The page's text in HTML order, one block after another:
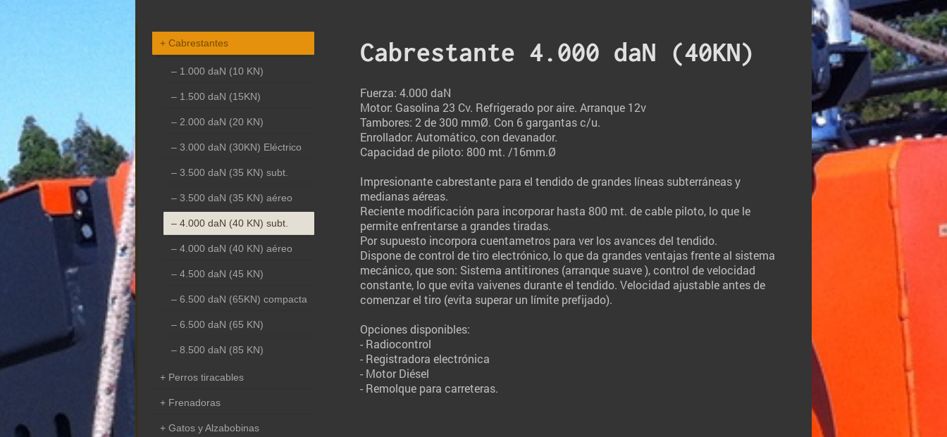
Cabrestante 4.000 daN (40KN)
Fuerza: 4.000 daN
Motor: Gasolina 23 Cv. Refrigerado por aire. Arranque 12v
Tambores: 2 de 300 mmØ. Con 6 gargantas c/u.
Enrollador: Automático, con devanador.
Capacidad de piloto: 800 mt. /16mm.Ø
Impresionante cabrestante para el tendido de grandes líneas subterráneas y
medianas aéreas.
Reciente modificación para incorporar hasta 800 mt. de cable piloto, lo que le
permite enfrentarse a grandes tiradas.
Por supuesto incorpora cuentametros para ver los avances del tendido.
Dispone de control de tiro electrónico, lo que da grandes ventajas frente al sistema
mecánico, que son: Sistema antitirones (arranque suave ), control de velocidad
constante, lo que evita vaivenes durante el tendido. Velocidad ajustable antes de
comenzar el tiro (evita superar un límite prefijado).
Opciones disponibles:
- Radiocontrol
- Registradora electrónica
- Motor Diésel
- Remolque para carreteras.
Cabrestantes
1.000 daN (10 KN)
1.500 daN (15KN)
2.000 daN (20 KN)
3.000 daN (30KN) Eléctrico
3.500 daN (35 KN) subt.
3.500 daN (35 KN) aéreo
4.000 daN (40 KN) subt.
4.000 daN (40 KN) aéreo
4.500 daN (45 KN)
6.500 daN (65KN) compacta
6.500 daN (65 KN)
8.500 daN (85 KN)
Perros tiracables
Frenadoras
Gatos y Alzabobinas